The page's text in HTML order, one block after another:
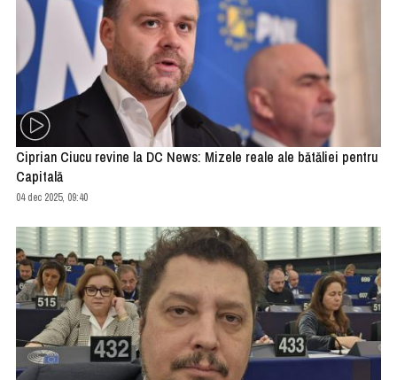
Ciprian Ciucu revine la DC News: Mizele reale ale bătăliei pentru
Capitală
04 dec 2025, 09:40